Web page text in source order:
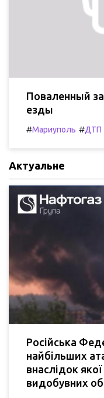
Поваленный
езды
#Мариуполь #ДТП
Актуальне
Російська
найбільших
внаслідок
видобувних